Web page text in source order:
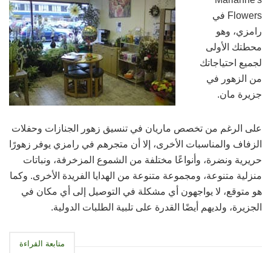
Flowers في
رامزي، وهو
محطتك الأولى
لجميع احتياجاتك
من الزهور في
جزيرة مان.
على الرغم من تخصص ماريان في تنسيق زهور الجنازات وحفلات
الزفاف والمناسبات الأخرى، إلا أن متجرهم في رامزي يوفر زهورًا
حريرية ونضرة، وأنواعًا مختلفة من الشموع المزخرفة، ونباتات
منزلية متنوعة، ومجموعة متنوعة من الهدايا الفريدة الأخرى. وكما
هو متوقع، لا يواجهون أي مشكلة في التوصيل إلى أي مكان في
الجزيرة، ولديهم أيضًا القدرة على تلبية الطلبات الدولية.
متابعة القراءة